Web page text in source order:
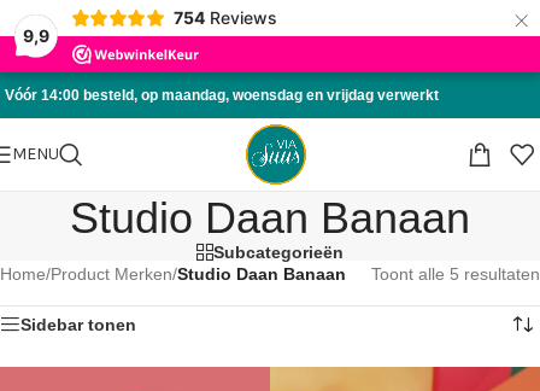
9,9
754 Reviews ×
Skip to navigation
Skip to main content
Vóór 14:00 besteld, op maandag, woensdag en vrijdag verwerkt
MENU
Studio Daan Banaan
Subcategorieën
Home/Product Merken/Studio Daan Banaan Toont alle 5 resultaten
Sidebar tonen